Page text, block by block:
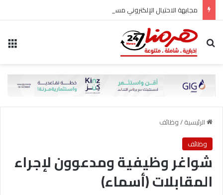
مجابهة الاحتيال الإلكتروني مسؤولية مشتركة
بحث عن
الرئيسية/وظائف
وظائف
شواغر وظيفية ومدعوون لإجراء
المقابلات (أسماء)